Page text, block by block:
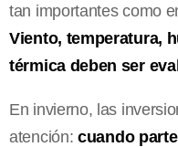
tan importantes como
Viento, temperatura,
térmica deben ser
En invierno, las
atención: cuando